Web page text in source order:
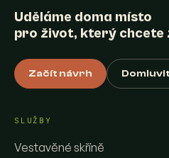
Uděláme doma místo
pro život, který chcete
Začít návrh
SLUŽBY
Vestavěné skříně